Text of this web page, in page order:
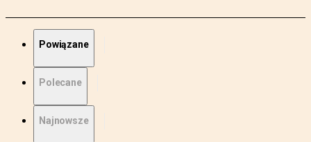
Powiązane
Polecane
Najnowsze